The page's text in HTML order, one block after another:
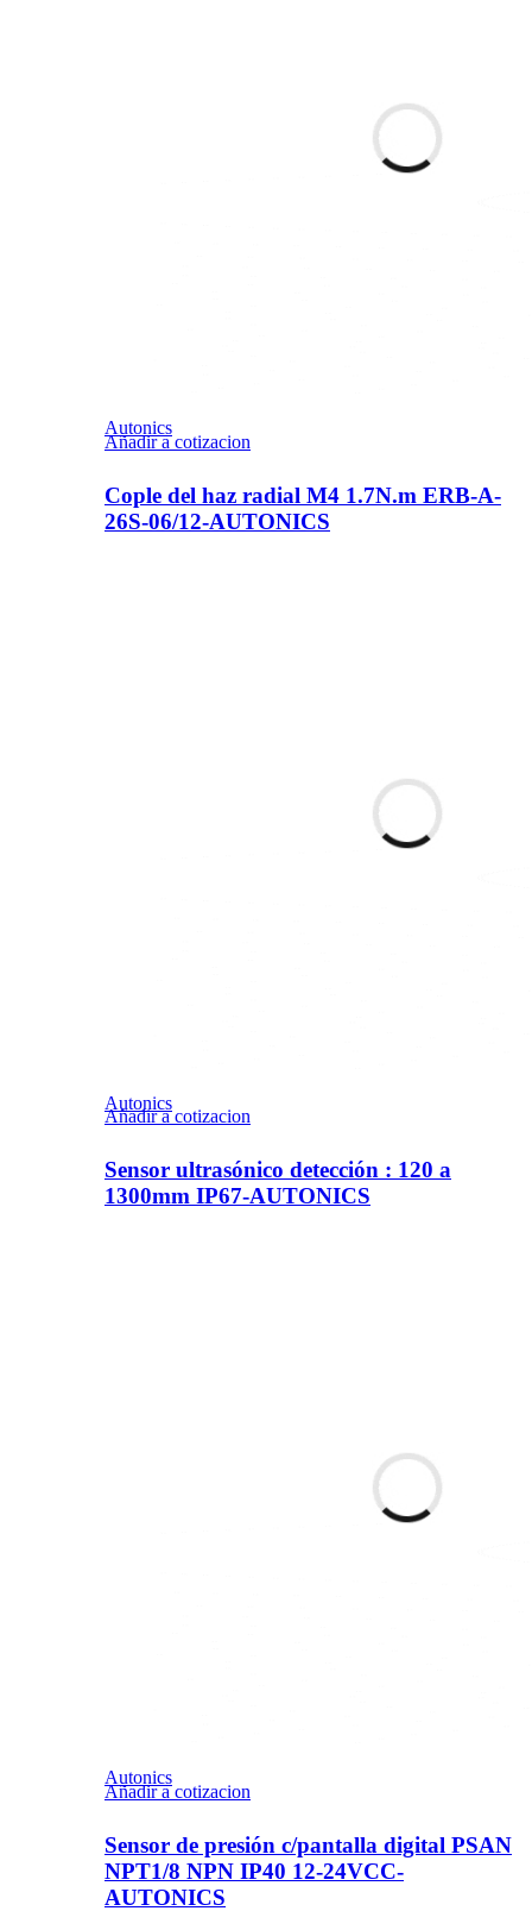
Autonics
Añadir a cotizacion
Cople del haz radial M4 1.7N.m ERB-A-
26S-06/12-AUTONICS
Autonics
Añadir a cotizacion
Sensor ultrasónico detección : 120 a
1300mm IP67-AUTONICS
Autonics
Añadir a cotizacion
Sensor de presión c/pantalla digital PSAN
NPT1/8 NPN IP40 12-24VCC-
AUTONICS